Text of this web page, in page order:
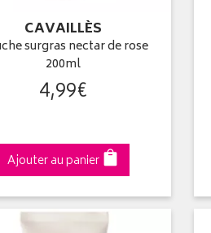
CAVAILLÈS
surgras nectar de rose
200ml
4,99€
Ajouter au panier